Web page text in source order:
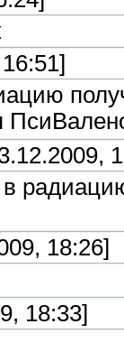
18:26]
18:33]